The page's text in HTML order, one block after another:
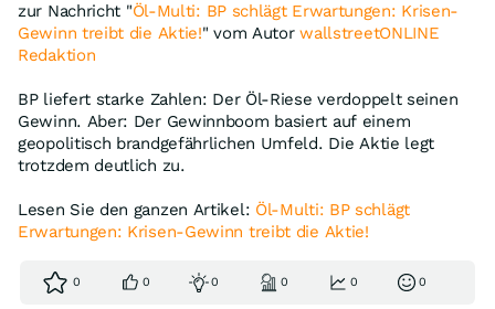
zur Nachricht "Öl-Multi: BP schlägt Erwartungen: Krisen-
Gewinn treibt die Aktie!" vom AutorwallstreetONLINE
Redaktion
BP liefert starke Zahlen: Der Öl-Riese verdoppelt seinen
Gewinn. Aber: Der Gewinnboom basiert auf einem
geopolitisch brandgefährlichen Umfeld. Die Aktie legt
trotzdem deutlich zu.
Lesen Sie den ganzen Artikel: Öl-Multi: BP schlägt
Erwartungen: Krisen-Gewinn treibt die Aktie!
0 0 0 0 0 0